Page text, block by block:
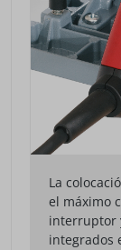
La
el máximo
interruptor
integrados